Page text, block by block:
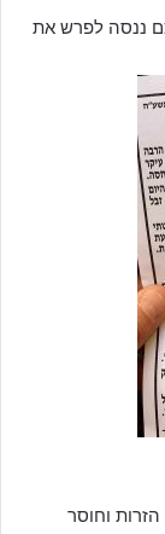
ננסה לפרש את
וחוסר